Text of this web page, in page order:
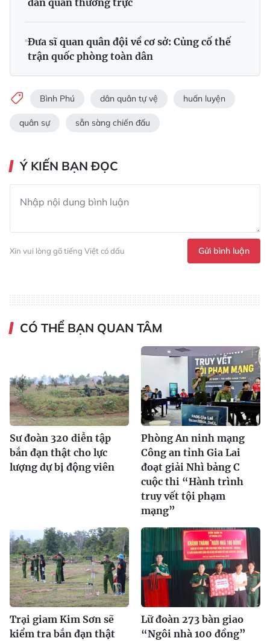
Ðưa sĩ quan quân đội về cơ sở: Củng cố thế
trận quốc phòng toàn dân
Bình Phú dân quân tự vệ huấn luyện
quân sự sẵn sàng chiến đấu
Ý KIẾN BẠN ĐỌC
Xin vui lòng gõ tiếng Việt có dấu Gửi bình luận
CÓ THỂ BẠN QUAN TÂM
Sư đoàn 320 diễn tập
bắn đạn thật cho lực
lượng dự bị động viên
Phòng An ninh mạng
Công an tỉnh Gia Lai
đoạt giải Nhì bảng C
cuộc thi “Hành trình
truy vết tội phạm
mạng”
Trại giam Kim Sơn sẽ
kiểm tra bắn đạn thật
Lữ đoàn 273 bàn giao
“Ngôi nhà 100 đồng”